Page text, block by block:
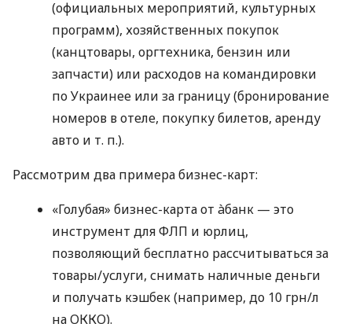
(официальных мероприятий, культурных
программ), хозяйственных покупок
(канцтовары, оргтехника, бензин или
запчасти) или расходов на командировки
по Украинее или за границу (бронирование
номеров в отеле, покупку билетов, аренду
авто и т. п.).
Рассмотрим два примера бизнес-карт:
«Голубая» бизнес-карта от àбанк — это
инструмент для ФЛП и юрлиц,
позволяющий бесплатно рассчитываться за
товары/услуги, снимать наличные деньги
и получать кэшбек (например, до 10 грн/л
на ОККО).